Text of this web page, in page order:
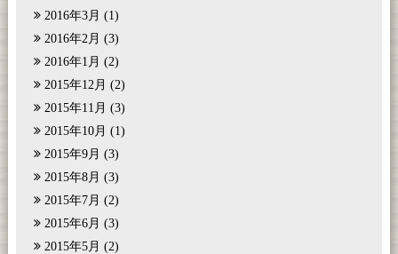
2016年3月 (1)
2016年2月 (3)
2016年1月 (2)
2015年12月 (2)
2015年11月 (3)
2015年10月 (1)
2015年9月 (3)
2015年8月 (3)
2015年7月 (2)
2015年6月 (3)
2015年5月 (2)